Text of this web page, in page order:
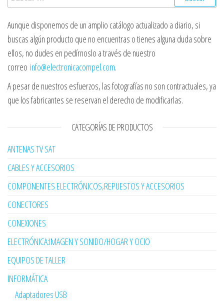
Aunque disponemos de un amplio catálogo actualizado a diario, si
buscas algún producto que no encuentras o tienes alguna duda sobre
ellos, no dudes en pedírnoslo a través de nuestro
correo info@electronicacompel.com.
A pesar de nuestros esfuerzos, las fotografías no son contractuales, ya
que los fabricantes se reservan el derecho de modificarlas.
CATEGORÍAS DE PRODUCTOS
ANTENAS TV SAT
CABLES Y ACCESORIOS
COMPONENTES ELECTRÓNICOS,REPUESTOS Y ACCESORIOS
CONECTORES
CONEXIONES
ELECTRÓNICA:IMAGEN Y SONIDO/HOGAR Y OCIO
EQUIPOS DE TALLER
INFORMÁTICA
Adaptadores USB